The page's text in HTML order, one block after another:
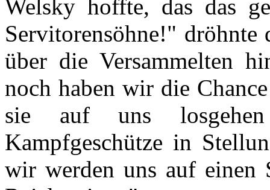
Welsky hoffte, das das
Servitorensöhne!" dröhnte
über die Versammelten
noch haben wir die
sie auf uns
Kampfgeschütze in
wir werden uns auf einen